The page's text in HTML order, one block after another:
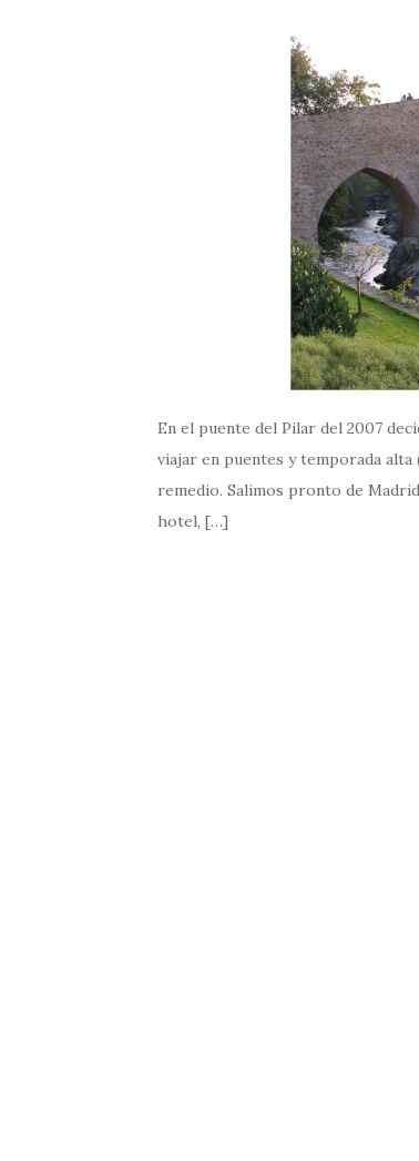
En el puente del Pilar del 2007
viajar en puentes y temporada alta
remedio. Salimos pronto de
hotel, […]